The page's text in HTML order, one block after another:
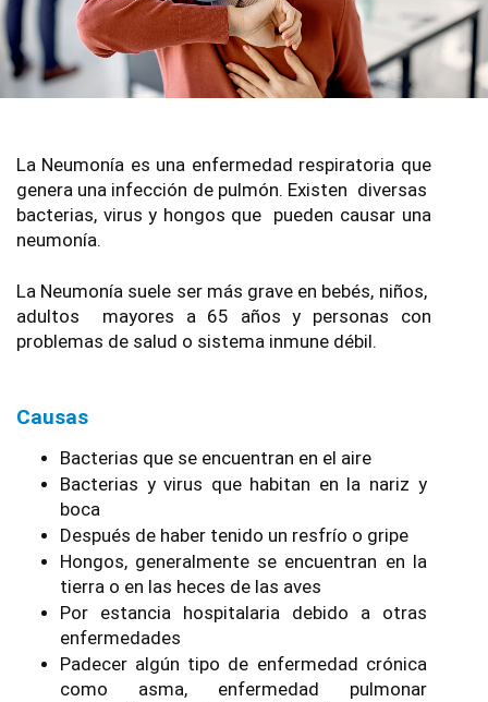
La Neumonía es una enfermedad respiratoria que
genera una infección de pulmón. Existen  diversas
bacterias, virus y hongos que  pueden causar una
neumonía.
La Neumonía suele ser más grave en bebés, niños,
adultos  mayores a 65 años y personas con
problemas de salud o sistema inmune débil.
Causas
Bacterias que se encuentran en el aire
Bacterias y virus que habitan en la nariz y
boca
Después de haber tenido un resfrío o gripe
Hongos, generalmente se encuentran en la
tierra o en las heces de las aves
Por estancia hospitalaria debido a otras
enfermedades
Padecer algún tipo de enfermedad crónica
como asma, enfermedad pulmonar